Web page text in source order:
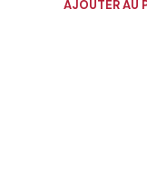
AJOUTER AU